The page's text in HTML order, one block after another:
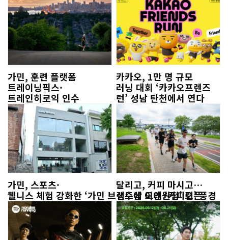
가민, 훈련 플랫폼
트레이닝픽스·
트레인히로익 인수
카카오, 1만 명 규모
러닝 대회 ‘카카오프렌즈
런’ 성남 탄천에서 연다
가민, 스포츠·
웰니스 체험 강화한 ‘가민 브랜드샵 이태원점’ 오픈
달리고, 커피 마시고…
성수에 모인 ‘커피런’ 풍경